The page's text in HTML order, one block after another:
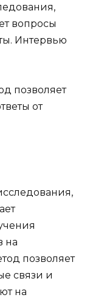
вопросы
Интервью
позволяет
от
на
позволяет
связи и
на